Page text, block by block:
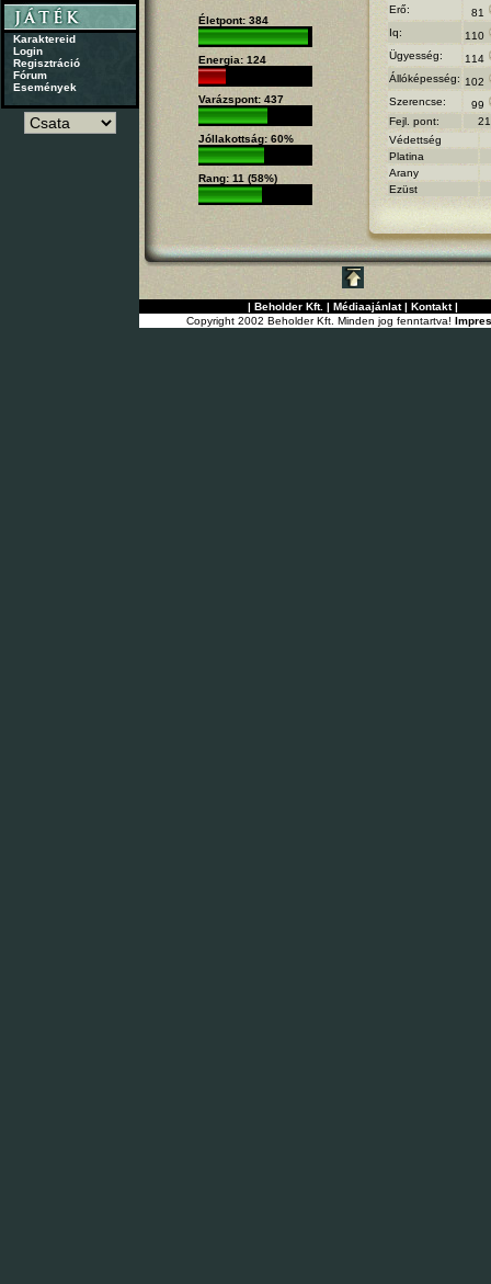
Karaktereid
Login
Regisztráció
Fórum
Események
Életpont: 384
Energia: 124
Varázspont: 437
Jóllakottság: 60%
Rang: 11 (58%)
Erő:
81
Iq:
110
Ügyesség:
114
Állóképesség: 102
Szerencse:
99
Fejl. pont:
Védettség
Platina
Arany
Ezüst
| Beholder Kft. | Médiaajánlat| Kontakt|
Copyright 2002 Beholder Kft. Minden jog fenntartva!